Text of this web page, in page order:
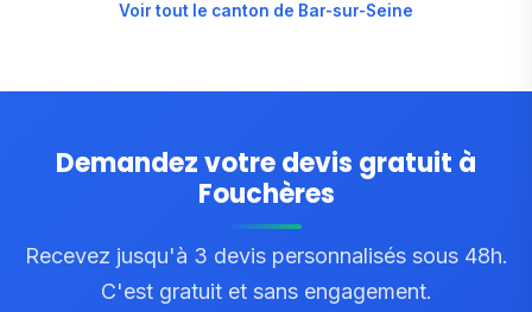
Voir tout le canton de Bar-sur-Seine
Demandez votre devis gratuit à
Fouchères
Recevez jusqu'à 3 devis personnalisés sous 48h.
C'est gratuit et sans engagement.